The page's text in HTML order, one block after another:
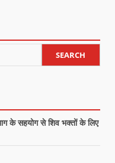
SEARCH
के सहयोग से शिव भक्तों के लिए